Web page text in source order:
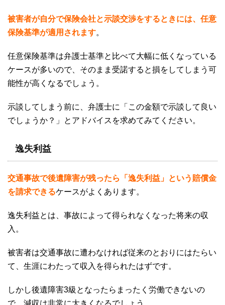
被害者が自分で保険会社と示談交渉をするときには、任意
保険基準が適用されます。
任意保険基準は弁護士基準と比べて大幅に低くなっている
ケースが多いので、そのまま受諾すると損をしてしまう可
能性が高くなるでしょう。
示談してしまう前に、弁護士に「この金額で示談して良い
でしょうか？」とアドバイスを求めてみてください。
逸失利益
交通事故で後遺障害が残ったら「逸失利益」という賠償金
を請求できるケースがよくあります。
逸失利益とは、事故によって得られなくなった将来の収
入。
被害者は交通事故に遭わなければ従来のとおりにはたらい
て、生涯にわたって収入を得られたはずです。
しかし後遺障害3級となったらまったく労働できないの
で、減収は非常に大きくなるでしょう。